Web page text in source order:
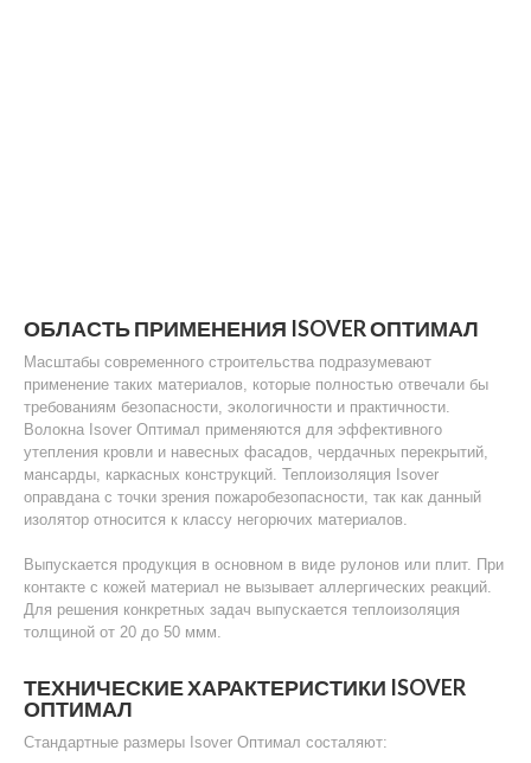
ОБЛАСТЬ ПРИМЕНЕНИЯ ISOVER ОПТИМАЛ
Масштабы современного строительства подразумевают
применение таких материалов, которые полностью отвечали бы
требованиям безопасности, экологичности и практичности.
Волокна Isover Оптимал применяются для эффективного
утепления кровли и навесных фасадов, чердачных перекрытий,
мансарды, каркасных конструкций. Теплоизоляция Isover
оправдана с точки зрения пожаробезопасности, так как данный
изолятор относится к классу негорючих материалов.
Выпускается продукция в основном в виде рулонов или плит. При
контакте с кожей материал не вызывает аллергических реакций.
Для решения конкретных задач выпускается теплоизоляция
толщиной от 20 до 50 ммм.
ТЕХНИЧЕСКИЕ ХАРАКТЕРИСТИКИ ISOVER
ОПТИМАЛ
Стандартные размеры Isover Оптимал состаляют: